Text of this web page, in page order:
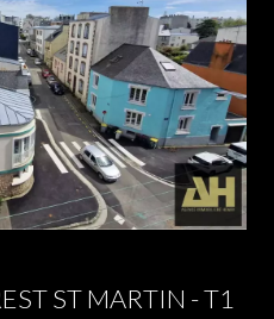
ST MARTIN - T1